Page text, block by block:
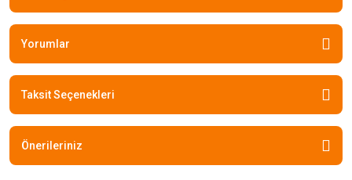
Yorumlar
Taksit Seçenekleri
Önerileriniz